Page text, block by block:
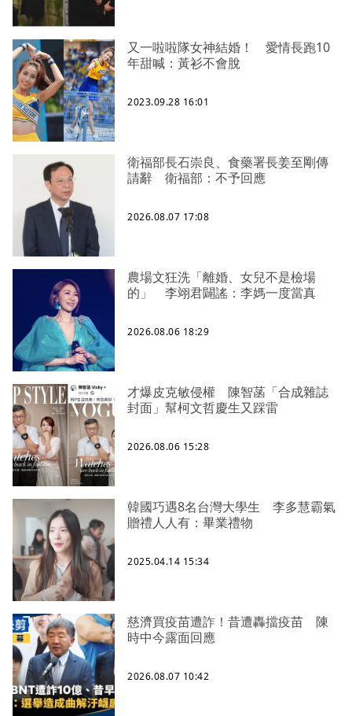
又一啦啦隊女神結婚！ 愛情長跑10
年甜喊：黃衫不會脫
2023.09.28 16:01
衛福部長石崇良、食藥署長姜至剛傳
請辭 衛福部：不予回應
2026.08.07 17:08
農場文狂洗「離婚、女兒不是檢場
的」 李翊君闢謠：李媽一度當真
2026.08.06 18:29
才爆皮克敏侵權 陳智菡「合成雜誌
封面」幫柯文哲慶生又踩雷
2026.08.06 15:28
韓國巧遇8名台灣大學生 李多慧霸氣
贈禮人人有：畢業禮物
2025.04.14 15:34
慈濟買疫苗遭詐！昔遭轟擋疫苗 陳
時中今露面回應
2026.08.07 10:42